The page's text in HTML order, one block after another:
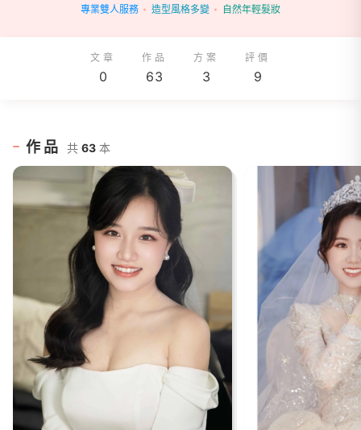
專業雙人服務 造型風格多變 自然年輕髮妝
文章
0
作品
63
方案
3
評價
9
作品 共 63 本